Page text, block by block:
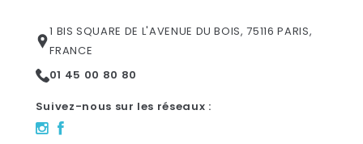
1 BIS SQUARE DE L'AVENUE DU BOIS, 75116 PARIS,
FRANCE
01 45 00 80 80
Suivez-nous sur les réseaux :